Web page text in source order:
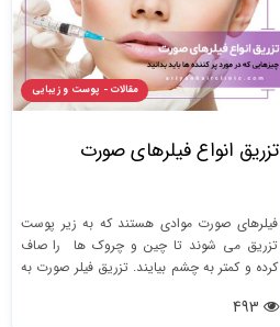
مقالات - پوست و زیبایی
تزریق انواع فیلرهای صورت
فیلرهای صورت موادی هستند که به زیر پوست
تزریق می شوند تا چین و چروک ها را صاف
کرده و کمتر به چشم بیایند. تزریق فیلر صورت به
493